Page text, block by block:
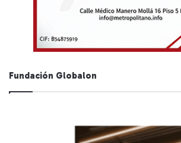
Fundación Globalon